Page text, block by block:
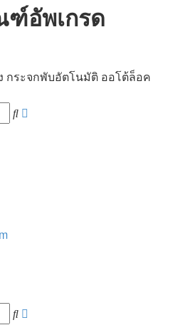
อัพเกรด
ระจกพับอัตโนมัติ ออโต้ล็อค
Search
Search